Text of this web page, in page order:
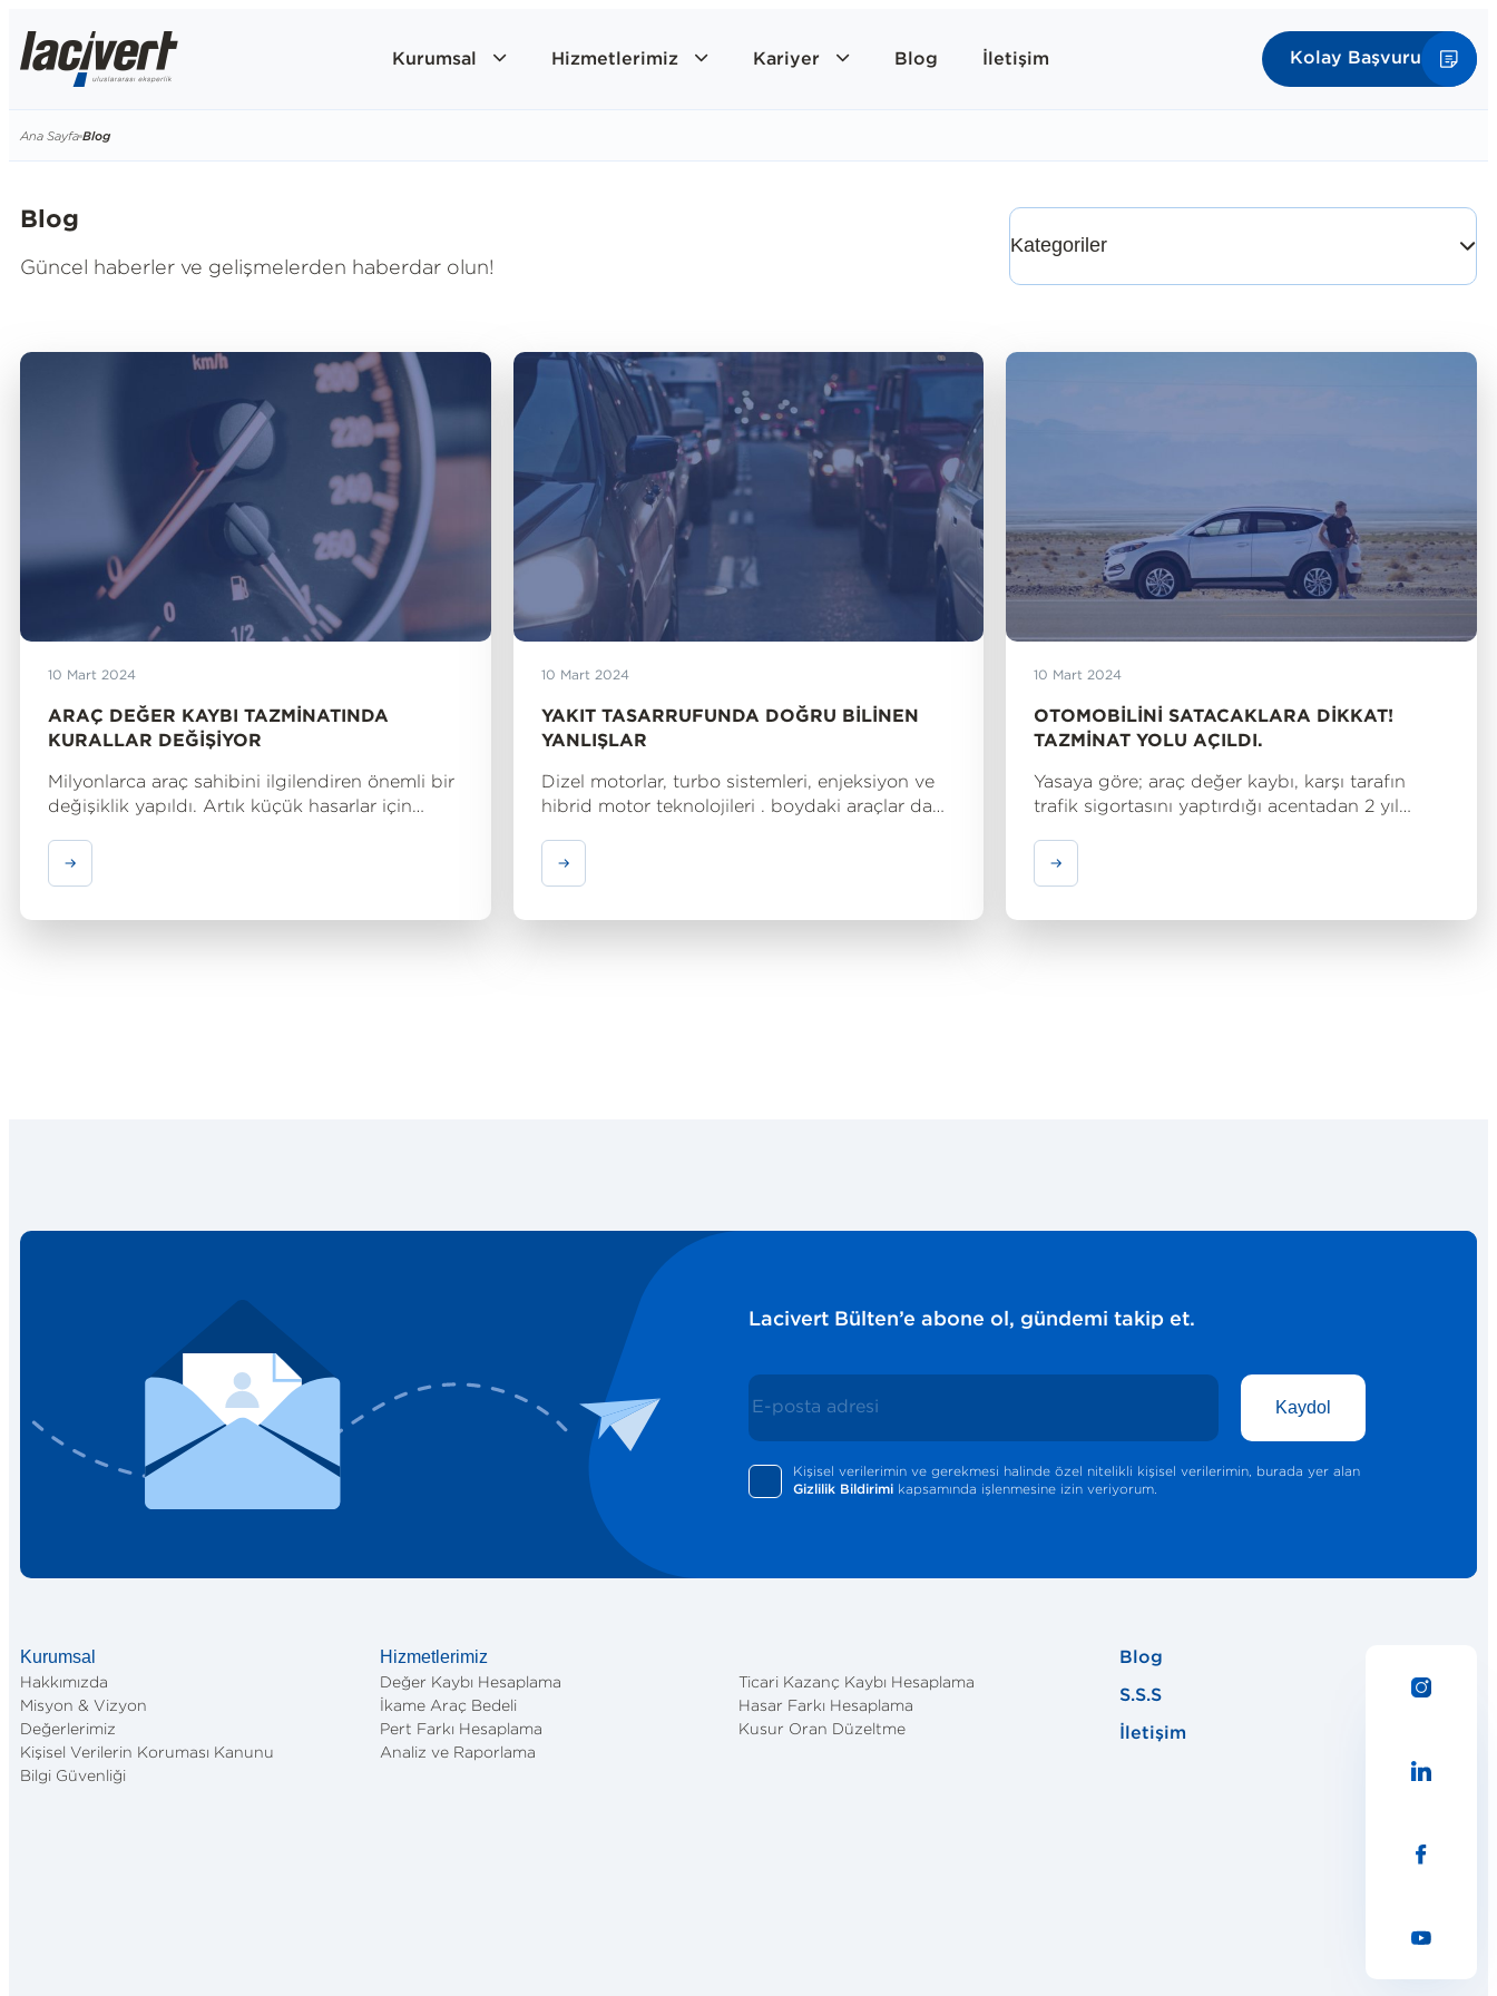
Kurumsal Hizmetlerimiz Kariyer Blog İletişim Kolay Başvuru
Ana Sayfa Blog
Blog
Güncel haberler ve gelişmelerden haberdar olun!
Kategoriler
10 Mart 2024
ARAÇ DEĞER KAYBI TAZMINATINDA
KURALLAR DEĞIŞIYOR
Milyonlarca araç sahibini ilgilendiren önemli bir
değişiklik yapıldı. Artık küçük hasarlar için
ödenmeyecek.
10 Mart 2024
YAKIT TASARRUFUNDA DOĞRU BILINEN
YANLIŞLAR
Dizel motorlar, turbo sistemleri, enjeksiyon ve
hibrid motor teknolojileri . boydaki araçlar da
10 Mart 2024
OTOMOBILINI SATACAKLARA DIKKAT!
TAZMINAT YOLU AÇILDI.
Yasaya göre; araç değer kaybı, karşı tarafın
trafik sigortasını yaptırdığı acentadan 2 yıl
karışıp kaçmışsa bu durumlarda zaman aşımı
bu kişinin tespit edildiği tarihten başlıyor.
Lacivert Bülten’e abone ol, gündemi takip et.
Kaydol
Kişisel verilerimin ve gerekmesi halinde özel nitelikli kişisel verilerimin, burada yer alan
Gizlilik Bildirimi kapsamında işlenmesine izin veriyorum.
Kurumsal
Hakkımızda
Misyon & Vizyon
Değerlerimiz
Kişisel Verilerin Koruması Kanunu
Bilgi Güvenliği
Hizmetlerimiz
Değer Kaybı Hesaplama
Ticari Kazanç Kaybı Hesaplama
İkame Araç Bedeli
Hasar Farkı Hesaplama
Pert Farkı Hesaplama
Kusur Oran Düzeltme
Analiz ve Raporlama
Blog
S.S.S
İletişim